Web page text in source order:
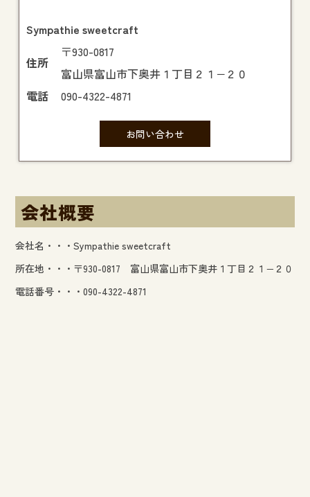
Sympathie sweetcraft
住所
〒930-0817
富山県富山市下奥井１丁目２１−２０
電話
090-4322-4871
お問い合わせ
会社概要
会社名・・・Sympathie sweetcraft
所在地・・・〒930-0817 富山県富山市下奥井１丁目２１−２０
電話番号・・・090-4322-4871